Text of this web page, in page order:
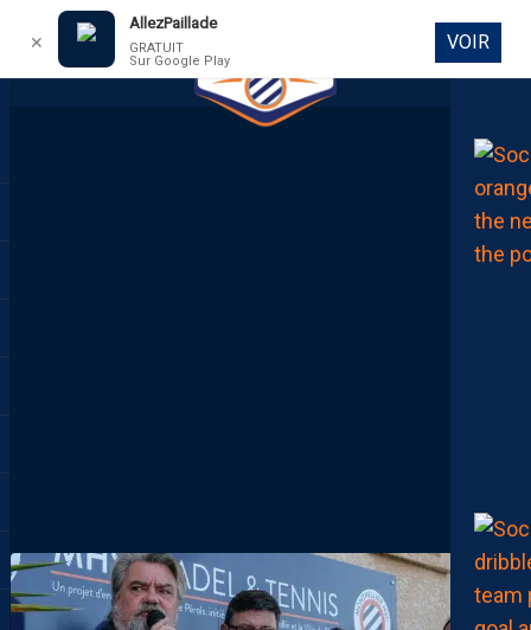
DIRECT
✕
AllezPaillade
GRATUIT
Sur Google Play
VOIR